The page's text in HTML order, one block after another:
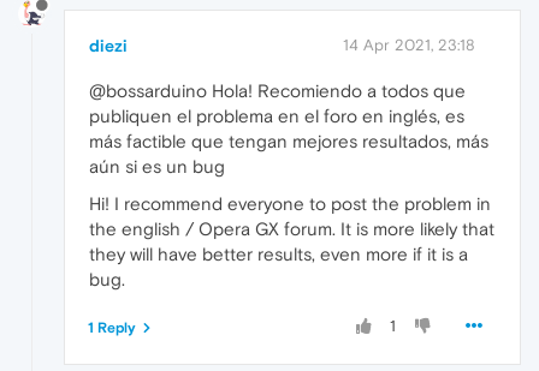
diezi 14 Apr 2021, 23:18
@bossarduino Hola! Recomiendo a todos que
publiquen el problema en el foro en inglés, es
más factible que tengan mejores resultados, más
aún si es un bug
Hi! I recommend everyone to post the problem in
the english / Opera GX forum. It is more likely that
they will have better results, even more if it is a
bug.
1
1 Reply